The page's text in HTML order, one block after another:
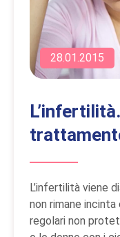
28.01.2015
L’infertilità viene
non rimane
regolari non